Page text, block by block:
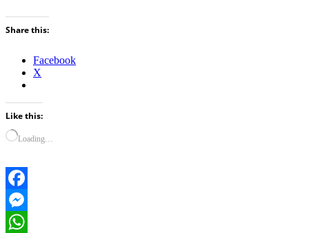
Share this:
Facebook
X
Like this:
Loading…
Facebook
Messenger